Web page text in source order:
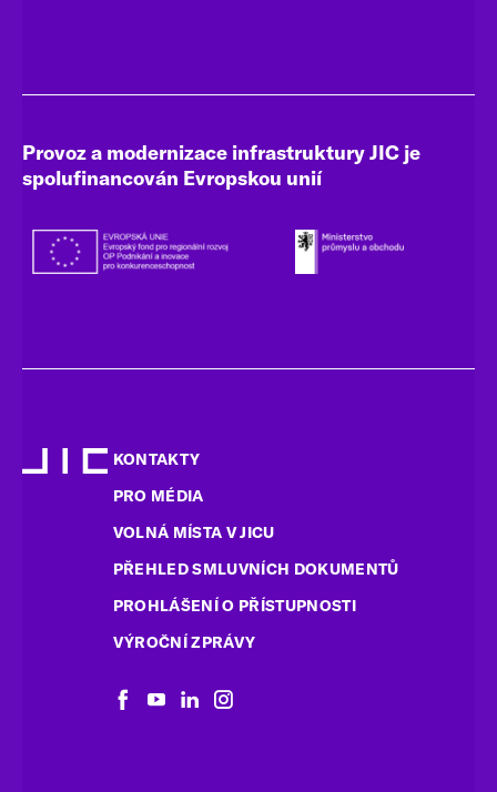
Provoz a modernizace infrastruktury JIC je
spolufinancován Evropskou unií
KONTAKTY
PRO MÉDIA
VOLNÁ MÍSTA V JICU
PŘEHLED SMLUVNÍCH DOKUMENTŮ
PROHLÁŠENÍ O PŘÍSTUPNOSTI
VÝROČNÍ ZPRÁVY